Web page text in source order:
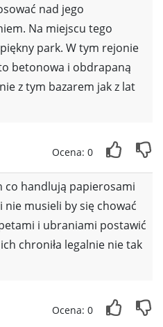
nad jego
Na miejscu tego
park. W tym rejonie
betonowa i obdrapaną
z tym bazarem jak z lat
Ocena: 0
co handlują papierosami
musieli by się chować
i ubraniami postawić
chroniła legalnie nie tak
Ocena: 0